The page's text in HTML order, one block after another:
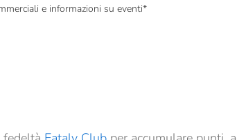
e informazioni su eventi*